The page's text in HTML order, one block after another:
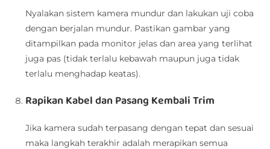
Nyalakan sistem kamera mundur dan lakukan uji coba
dengan berjalan mundur. Pastikan gambar yang
ditampilkan pada monitor jelas dan area yang terlihat
juga pas (tidak terlalu kebawah maupun juga tidak
terlalu menghadap keatas).
Rapikan Kabel dan Pasang Kembali Trim
Jika kamera sudah terpasang dengan tepat dan sesuai
maka langkah terakhir adalah merapikan semua